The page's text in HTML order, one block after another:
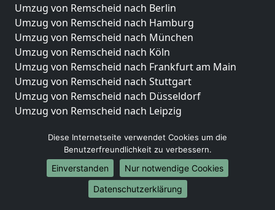
Umzug von Remscheid nach Berlin
Umzug von Remscheid nach Hamburg
Umzug von Remscheid nach München
Umzug von Remscheid nach Köln
Umzug von Remscheid nach Frankfurt am Main
Umzug von Remscheid nach Stuttgart
Umzug von Remscheid nach Düsseldorf
Umzug von Remscheid nach Leipzig
Umzug von Remscheid nach Essen
Umzug von Remscheid nach Bremen
Umzug von Remscheid nach Dresden
Umzug von Remscheid nach Hannover
Umzug von Remscheid nach Nürnberg
Diese Internetseite verwendet Cookies um die
Benutzerfreundlichkeit zu verbessern.
Einverstanden
Nur notwendige Cookies
Datenschutzerklärung